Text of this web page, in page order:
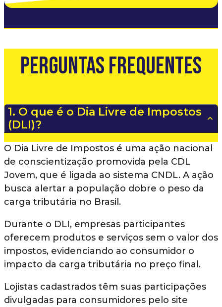
Perguntas Frequentes
1. O que é o Dia Livre de Impostos
(DLI)?
O Dia Livre de Impostos é uma ação nacional
de conscientização promovida pela CDL
Jovem, que é ligada ao sistema CNDL. A ação
busca alertar a população dobre o peso da
carga tributária no Brasil.
Durante o DLI, empresas participantes
oferecem produtos e serviços sem o valor dos
impostos, evidenciando ao consumidor o
impacto da carga tributária no preço final.
Lojistas cadastrados têm suas participações
divulgadas para consumidores pelo site